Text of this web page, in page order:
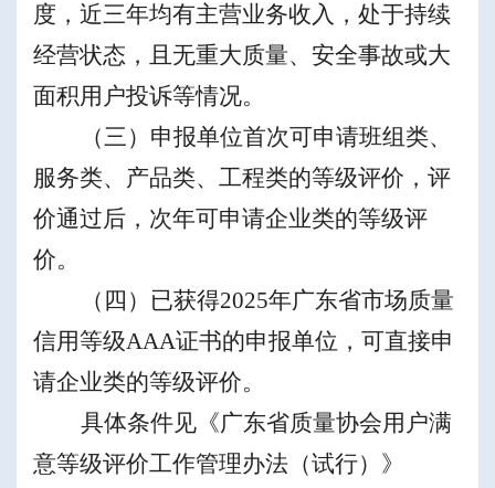
度，近三年均有主营业务收入，处于持续
经营状态 ， 且无重大质量、安全事故或大
面积用户投诉等情况。
（三） 申报单位首次可申请班组类、
服务类、产品类、工程类的等级评价 ，评
价通过后，次年可申请企业类的等级评
价。
（四） 已获得2025年广东省市场质量
信用等级AAA证书的申报单位，可直接申
请企业类的等级评价。
具体条件见《广东省质量协会用户满
意等级评价工作管理办法 （试行） 》